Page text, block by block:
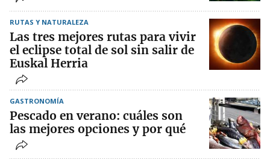
RUTAS Y NATURALEZA
Las tres mejores rutas para vivir
el eclipse total de sol sin salir de
Euskal Herria
GASTRONOMÍA
Pescado en verano: cuáles son
las mejores opciones y por qué